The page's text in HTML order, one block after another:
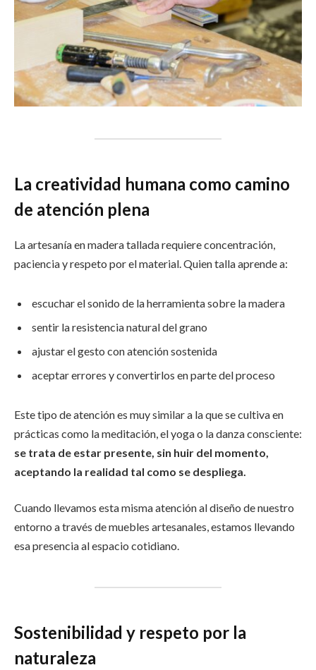
La creatividad humana como camino
de atención plena
La artesanía en madera tallada requiere concentración,
paciencia y respeto por el material. Quien talla aprende a:
escuchar el sonido de la herramienta sobre la madera
sentir la resistencia natural del grano
ajustar el gesto con atención sostenida
aceptar errores y convertirlos en parte del proceso
Este tipo de atención es muy similar a la que se cultiva en
prácticas como la meditación, el yoga o la danza consciente:
se trata de estar presente, sin huir del momento,
aceptando la realidad tal como se despliega.
Cuando llevamos esta misma atención al diseño de nuestro
entorno a través de muebles artesanales, estamos llevando
esa presencia al espacio cotidiano.
Sostenibilidad y respeto por la
naturaleza